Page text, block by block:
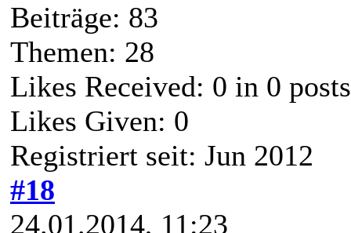
Beiträge: 83
Themen: 28
Likes Received: 0 in 0 posts
Likes Given: 0
Registriert seit: Jun 2012
#18
24.01.2014, 11:23